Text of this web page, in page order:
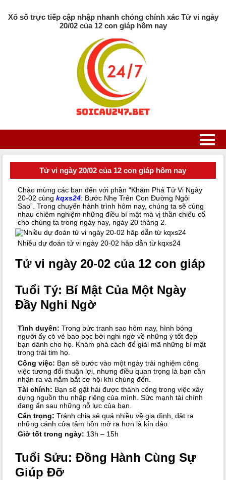
Xổ số trực tiếp cập nhập nhanh chóng chính xác Tử vi ngày
20/02 của 12 con giáp hôm nay
Tử vi ngày 20/02 của 12 con giáp hôm nay
Chào mừng các bạn đến với phần “Khám Phá Tử Vi Ngày
20-02 cùng kqxs24: Bước Nhẹ Trên Con Đường Ngôi
Sao”. Trong chuyến hành trình hôm nay, chúng ta sẽ cùng
nhau chiêm nghiệm những điều bí mật mà vị thần chiếu cố
cho chúng ta trong ngày nay, ngày 20 tháng 2.
Nhiều dự đoán tử vi ngày 20-02 hâp dẫn từ kqxs24
Tử vi ngày 20-02 của 12 con giáp
Tuổi Tý: Bí Mật Của Một Ngày
Đầy Nghi Ngờ
Tình duyên: Trong bức tranh sao hôm nay, hình bóng
người ấy có vẻ bao bọc bởi nghi ngờ về những ý tốt đẹp
bạn dành cho họ. Khám phá cách để giải mã những bí mật
trong trái tim họ.
Công việc: Bạn sẽ bước vào một ngày trải nghiệm công
việc tương đối thuận lợi, nhưng điều quan trọng là bạn cần
nhận ra và nắm bắt cơ hội khi chúng đến.
Tài chính: Bạn sẽ gặt hái được thành công trong việc xây
dựng nguồn thu nhập riêng của mình. Sức mạnh tài chính
đang ẩn sau những nỗ lực của bạn.
Cẩn trọng: Tránh chia sẻ quá nhiều về gia đình, đặt ra
những cánh cửa tâm hồn mở ra hơn là kín đáo.
Giờ tốt trong ngày: 13h – 15h
Tuổi Sửu: Đồng Hành Cùng Sự
Giúp Đỡ